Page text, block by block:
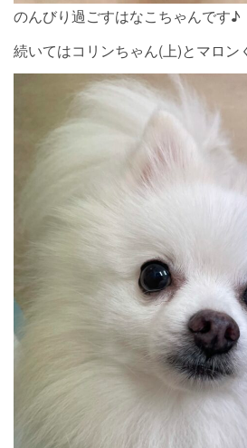
のんびり過ごすはなこちゃんです♪
続いてはコリンちゃん(上)とマロン